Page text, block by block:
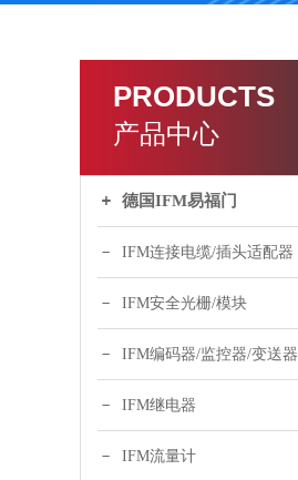
PRODUCTS
产品中心
德国IFM易福门
IFM连接电缆/插头适配器
IFM安全光栅/模块
IFM编码器/监控器/变送器
IFM继电器
IFM流量计